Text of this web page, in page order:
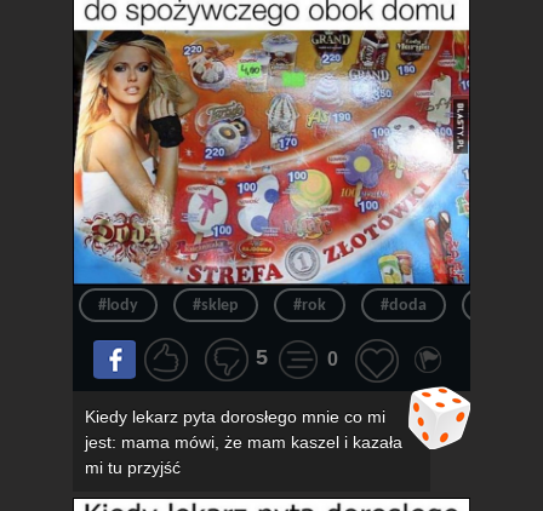
#lody #sklep #rok #doda
5 0
Kiedy lekarz pyta dorosłego mnie co mi
jest: mama mówi, że mam kaszel i kazała
mi tu przyjść